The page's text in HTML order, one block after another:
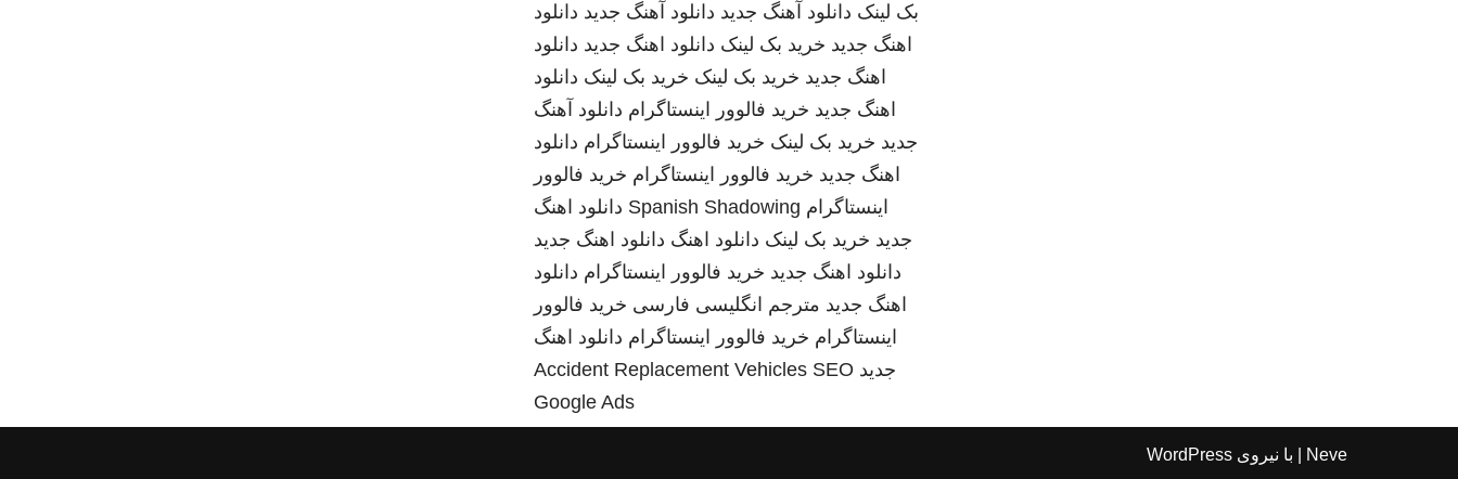
بک لینک دانلود آهنگ جدید دانلود آهنگ جدید دانلود
اهنگ جدید خرید بک لینک دانلود اهنگ جدید دانلود
اهنگ جدید خرید بک لینک خرید بک لینک دانلود
اهنگ جدید خرید فالوور اینستاگرام دانلود آهنگ
جدید خرید بک لینک خرید فالوور اینستاگرام دانلود
اهنگ جدید خرید فالوور اینستاگرام خرید فالوور
اینستاگرام Spanish Shadowing دانلود اهنگ
جدید خرید بک لینک دانلود اهنگ دانلود اهنگ جدید
دانلود اهنگ جدید خرید فالوور اینستاگرام دانلود
اهنگ جدید مترجم انگلیسی فارسی خرید فالوور
اینستاگرام خرید فالوور اینستاگرام دانلود اهنگ
جدید
Accident Replacement Vehicles SEO
Google Ads
Neve | با نیروی WordPress